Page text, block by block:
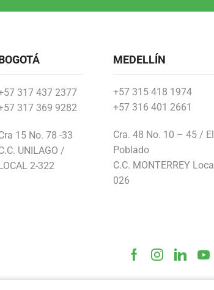
317 437 2377
317 369 9282
15 No. 78 -33
UNILAGO /
LOCAL 2-322
MEDELLÍN
+57 315 418 1974
+57 316 401 2661
Cra. 48 No. 10 – 45 / El
Poblado
C.C. MONTERREY Local
026